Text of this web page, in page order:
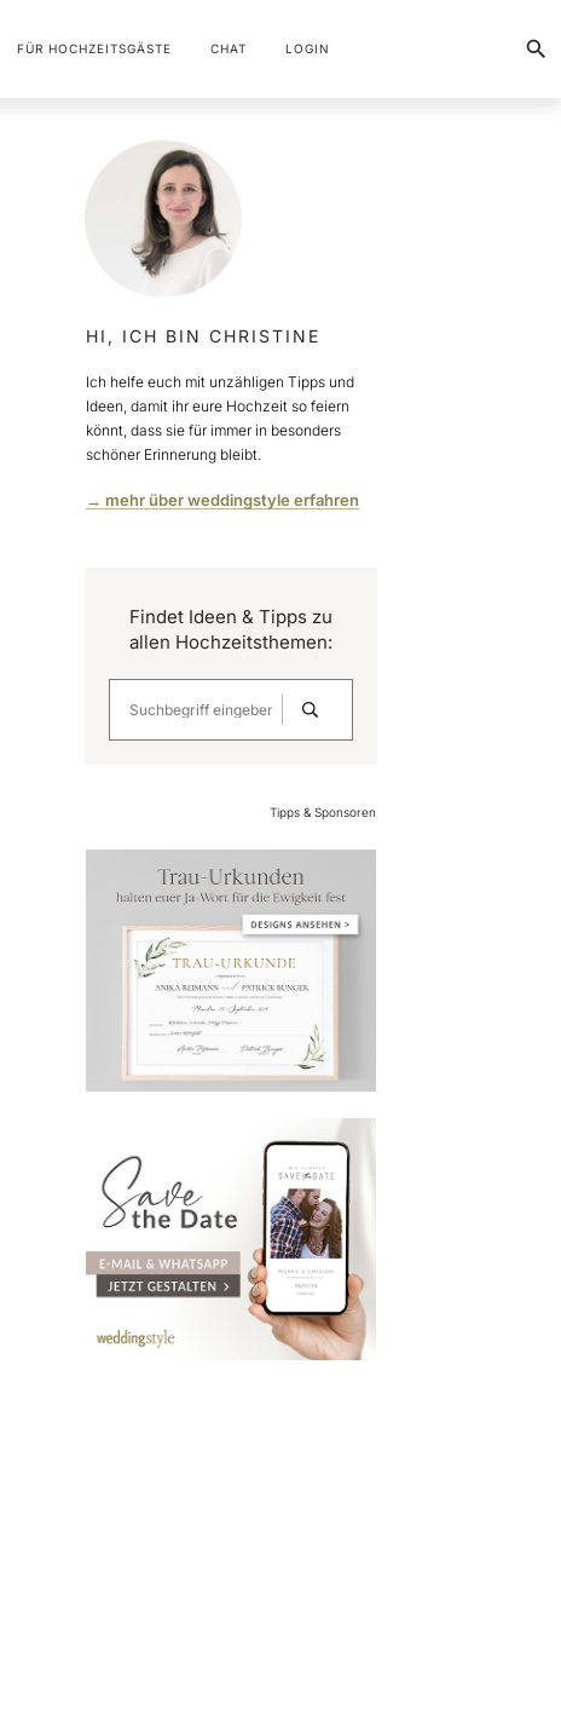
FÜR HOCHZEITSGÄSTE CHAT LOGIN
HI, ICH BIN CHRISTINE
Ich helfe euch mit unzähligen Tipps und
Ideen, damit ihr eure Hochzeit so feiern
könnt, dass sie für immer in besonders
schöner Erinnerung bleibt.
→ mehr über weddingstyle erfahren
Findet Ideen & Tipps zu
allen Hochzeitsthemen:
Tipps & Sponsoren